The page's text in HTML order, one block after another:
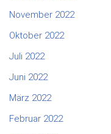
November 2022
Oktober 2022
Juli 2022
Juni 2022
März 2022
Februar 2022